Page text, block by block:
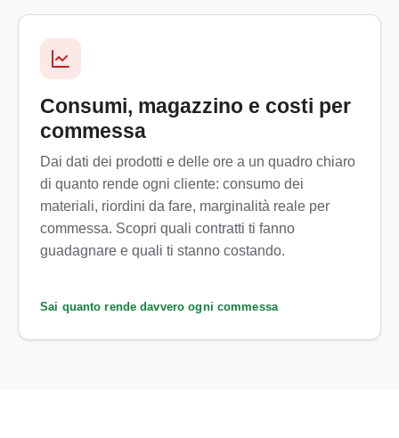
Consumi, magazzino e costi per
commessa
Dai dati dei prodotti e delle ore a un quadro chiaro
di quanto rende ogni cliente: consumo dei
materiali, riordini da fare, marginalità reale per
commessa. Scopri quali contratti ti fanno
guadagnare e quali ti stanno costando.
Sai quanto rende davvero ogni commessa